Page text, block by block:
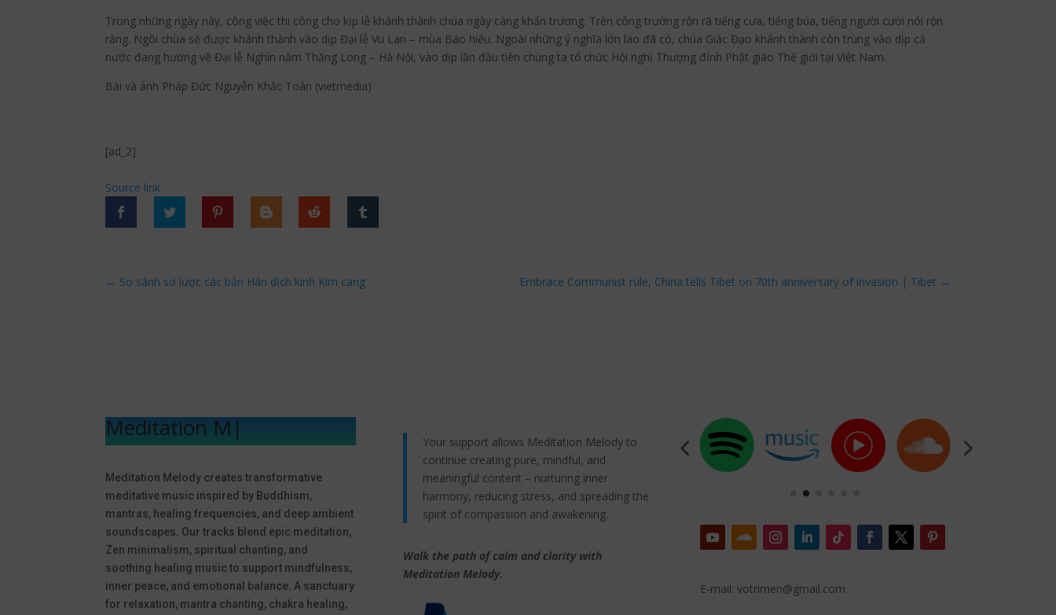
Trong những ngày này, công việc thi công cho kịp lễ khánh thành chùa ngày càng khẩn trương. Trên công trường rộn rã tiếng cưa, tiếng búa, tiếng người cười nói rộn
ràng. Ngôi chùa sẽ được khánh thành vào dịp Đại lễ Vu Lan – mùa Báo hiếu. Ngoài những ý nghĩa lớn lao đã có, chùa Giác Đạo khánh thành còn trùng vào dịp cả
nước đang hướng về Đại lễ Nghìn năm Thăng Long – Hà Nội, vào dịp lần đầu tiên chúng ta tổ chức Hội nghị Thượng đỉnh Phật giáo Thế giới tại Việt Nam.
Bài và ảnh Pháp Đức Nguyễn Khắc Toàn (vietmedia)
[ad_2]
Source link
← So sánh sơ lược các bản Hán dịch kinh Kim cang Embrace Communist rule, China tells Tibet on 70th anniversary of invasion | Tibet →
Meditation Melod
Meditation Melody creates transformative
meditative music inspired by Buddhism,
mantras, healing frequencies, and deep ambient
soundscapes. Our tracks blend epic meditation,
Zen minimalism, spiritual chanting, and
soothing healing music to support mindfulness,
inner peace, and emotional balance. A sanctuary
for relaxation, mantra chanting, chakra healing,
Your support allows Meditation Melody to
continue creating pure, mindful, and
meaningful content – nurturing inner
harmony, reducing stress, and spreading the
spirit of compassion and awakening.
Walk the path of calm and clarity with
Meditation Melody.
E-mail: votrimen@gmail.com